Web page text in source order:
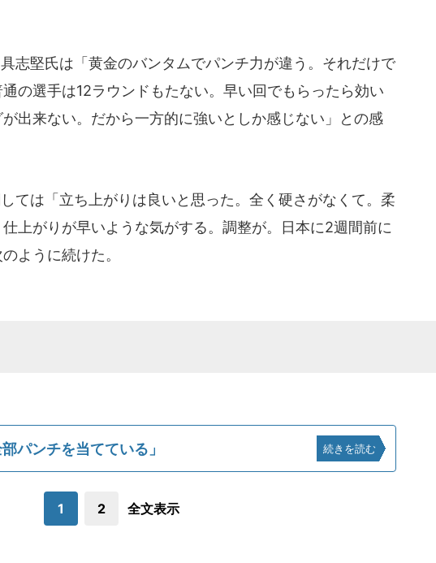
志堅氏は「黄金のバンタムでパンチ力が違う。それだけで
の選手は12ラウンドもたない。早い回でもらったら効い
出来ない。だから一方的に強いとしか感じない」との感
ては「立ち上がりは良いと思った。全く硬さがなくて。柔
上がりが早いような気がする。調整が。日本に2週間前に
ように続けた。
パンチを当てている」 続きを読む
1 2 全文表示